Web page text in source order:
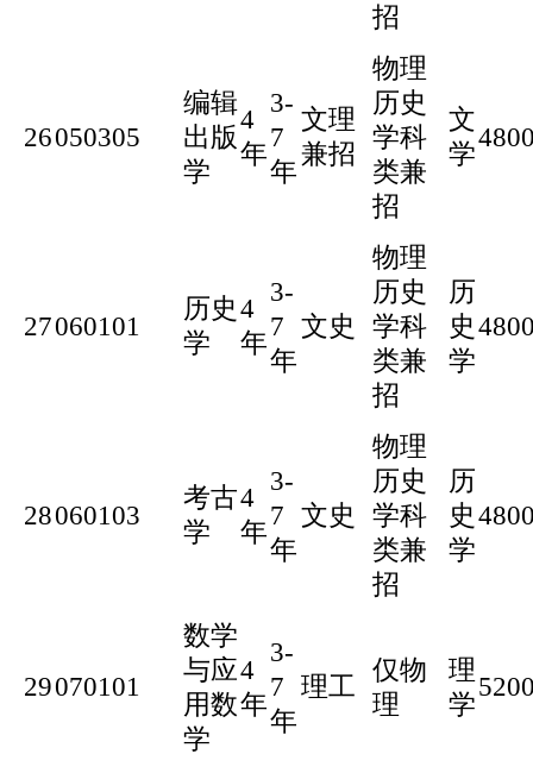
招
26050305
编辑
出版
学
4
年
3-
7
年
文理
兼招
物理
历史
学科
类兼
招
文
学
27060101
历史
学
4
年
3-
7
年
文史
物理
历史
学科
类兼
招
历
史
学
28060103
考古
学
4
年
3-
7
年
文史
物理
历史
学科
类兼
招
历
史
学
29070101
数学
与应
用数
学
4
年
3-
7
年
理工
仅物
理
理
学